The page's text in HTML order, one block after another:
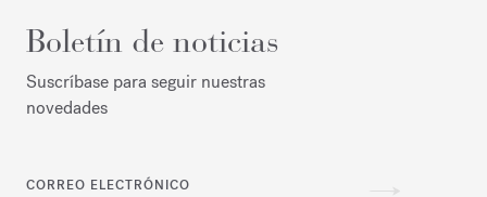
Boletín de noticias
Suscríbase para seguir nuestras
novedades
CORREO ELECTRÓNICO